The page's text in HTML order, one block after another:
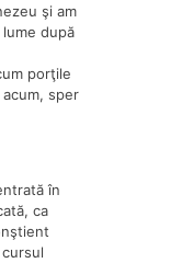
şi am
după
porţile
sper
în
ca